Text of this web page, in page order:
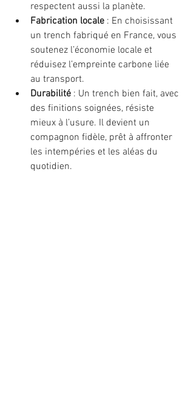
respectent aussi la planète.
Fabrication locale : En choisissant
un trench fabriqué en France, vous
soutenez l’économie locale et
réduisez l’empreinte carbone liée
au transport.
Durabilité : Un trench bien fait, avec
des finitions soignées, résiste
mieux à l’usure. Il devient un
compagnon fidèle, prêt à affronter
les intempéries et les aléas du
quotidien.